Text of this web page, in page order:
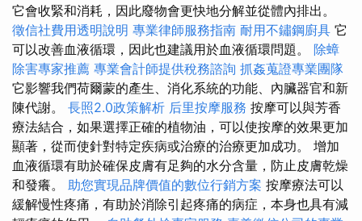
它會收緊和消耗，因此廢物會更快地分解並從體內排出。
徵信社費用透明說明 專業律師服務指南 耐用不鏽鋼廚具 它
可以改善血液循環，因此也建議用於血液循環問題。 除蟑
除害專家推薦 專業會計師提供稅務諮詢 抓姦蒐證專業團隊
它影響我們荷爾蒙的產生、消化系統的功能、內臟器官和新
陳代謝。 長照2.0政策解析 后里按摩服務 按摩可以與芳香
療法結合，如果選擇正確的植物油，可以使按摩的效果更加
顯著，從而使針對特定疾病或治療的治療更加成功。 增加
血液循環有助於確保皮膚有足夠的水分含量，防止皮膚乾燥
和發癢。 助您實現品牌價值的數位行銷方案 按摩療法可以
緩解慢性疼痛，有助於消除引起疼痛的病症，本身也具有減